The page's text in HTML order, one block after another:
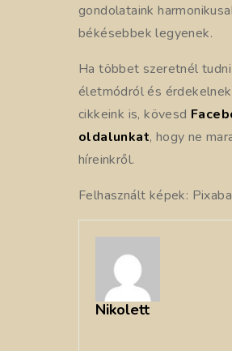
gondolataink
békésebbek legyenek.
Ha többet szeretnél
életmódról és
cikkeink is, kövesd
oldalunkat, hogy ne
híreinkről.
Felhasznált képek:
Nikolett